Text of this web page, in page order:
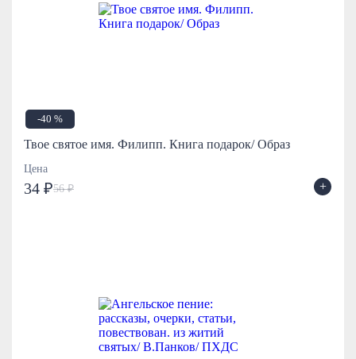
-40 %
Твое святое имя. Филипп. Книга подарок/ Образ
Цена
34 ₽56 ₽ +